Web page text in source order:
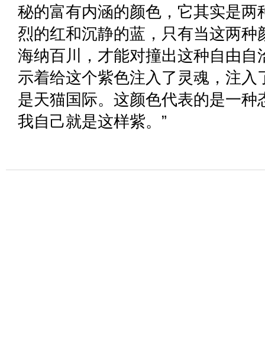
秘的富有内涵的颜色，它其实是
烈的红和沉静的蓝，只有当这两
海纳百川，才能对撞出这种自由
示着给这个紫色注入了灵魂，注
是天猫国际。这颜色代表的是一
我自己就是这样紫。”